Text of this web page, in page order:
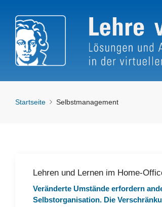
Startseite Selbstmanagement
Lehren und Lernen im Home-
Veränderte Umstände erfordern
Selbstorganisation. Die